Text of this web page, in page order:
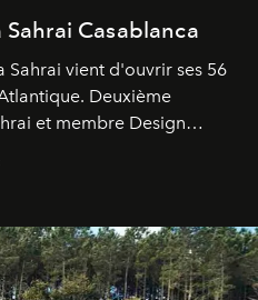
Casablanca
Sahrai vient d'ouvrir ses 56
Deuxième
et membre Design
On y a déjeuné…